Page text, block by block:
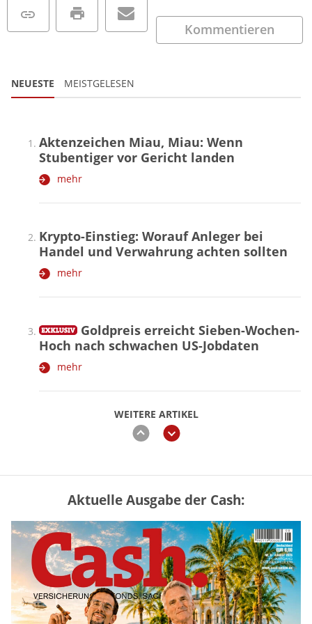
Kommentieren
NEUESTE MEISTGELESEN
WEITERE ARTIKEL
zurückweiter
Aktenzeichen Miau, Miau: Wenn
Stubentiger vor Gericht landen
mehr
Krypto-Einstieg: Worauf Anleger bei
Handel und Verwahrung achten sollten
mehr
Goldpreis erreicht Sieben-Wochen-
Hoch nach schwachen US-Jobdaten
mehr
Vermieter-Zutritt: Wann Mieter
die Wohnung öffnen müssen
mehr
Goldpreis erreicht Sieben-Wochen-
Hoch nach schwachen US-Jobdaten
Aktuelle Ausgabe der Cash: